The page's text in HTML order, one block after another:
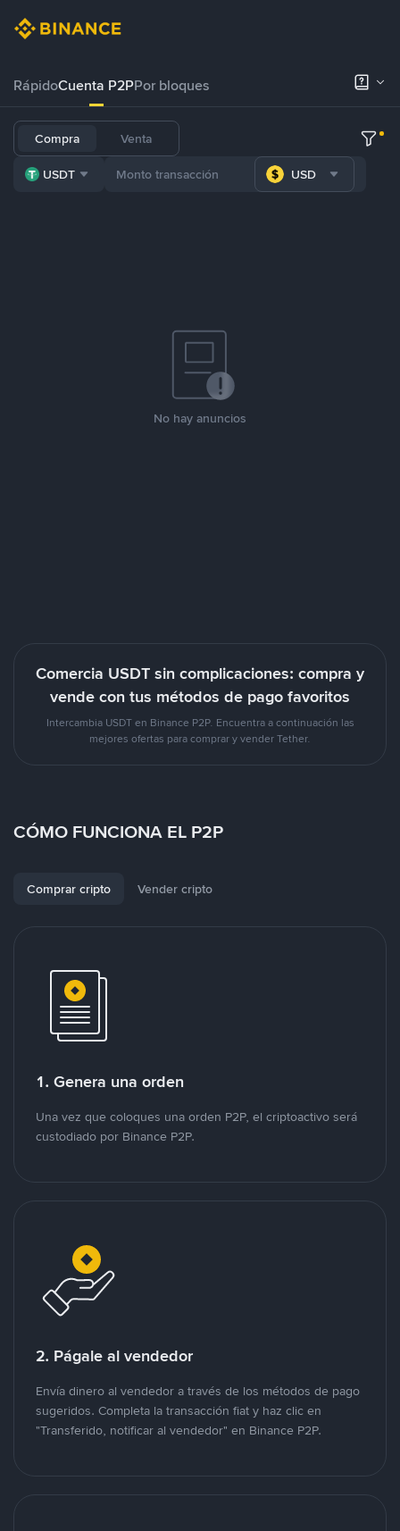
RápidoCuenta P2PPor bloques
Compra Venta
USDT USD
No hay anuncios
Comercia USDT sin complicaciones: compra y
vende con tus métodos de pago favoritos
Intercambia USDT en Binance P2P. Encuentra a continuación las
mejores ofertas para comprar y vender Tether.
CÓMO FUNCIONA EL P2P
Comprar cripto Vender cripto
1. Genera una orden
Una vez que coloques una orden P2P, el criptoactivo será
custodiado por Binance P2P.
2. Págale al vendedor
Envía dinero al vendedor a través de los métodos de pago
sugeridos. Completa la transacción fiat y haz clic en
"Transferido, notificar al vendedor" en Binance P2P.